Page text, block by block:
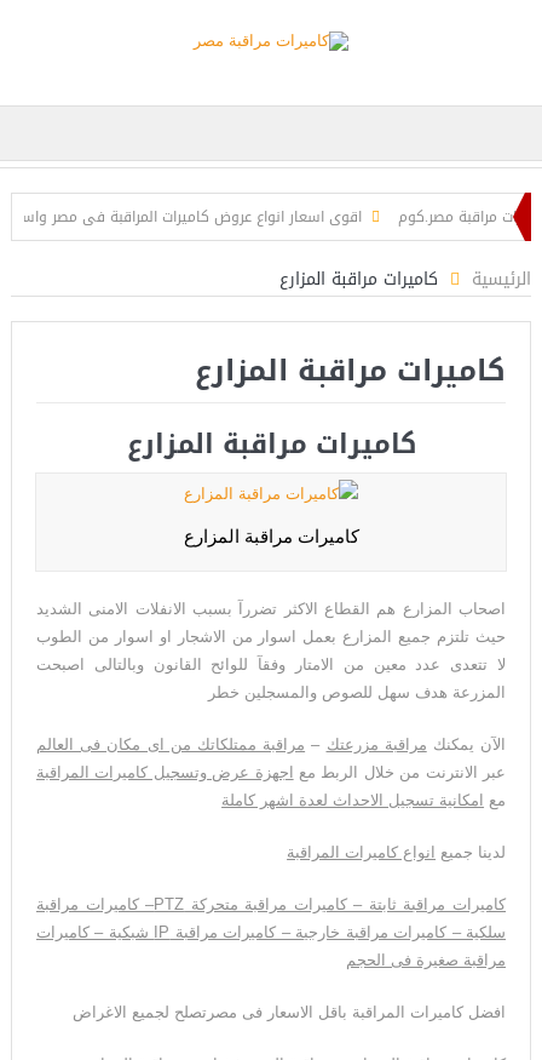
مراقبة مصر.كوم
اقوى اسعار انواع عروض كاميرات المراقبة فى مصر واسكندرية
الرئيسية كاميرات مراقبة المزارع
كاميرات مراقبة المزارع
كاميرات مراقبة المزارع
كاميرات مراقبة المزارع
اصحاب المزارع هم القطاع الاكثر تضررآ بسبب الانفلات الامنى الشديد
حيث تلتزم جميع المزارع بعمل اسوار من الاشجار او اسوار من الطوب
لا تتعدى عدد معين من الامتار وفقآ للوائح القانون وبالتالى اصبحت
المزرعة هدف سهل للصوص والمسجلين خطر
الآن يمكنك مراقبة مزرعتك – مراقبة ممتلكاتك من اى مكان فى العالم
عبر الانترنت من خلال الربط مع
اجهزة عرض وتسجيل كاميرات المراقبة
مع
امكانية تسجيل الاحداث لعدة اشهر كاملة
لدينا جميع انواع كاميرات المراقبة
كاميرات مراقبة ثابتة – كاميرات مراقبة متحركة PTZ– كاميرات مراقبة
سلكية – كاميرات مراقبة خارجية – كاميرات مراقبة IP
شبكية – كاميرات
مراقبة صغيرة فى الحجم
افضل كاميرات المراقبة باقل الاسعار فى مصرتصلح لجميع الاغراض